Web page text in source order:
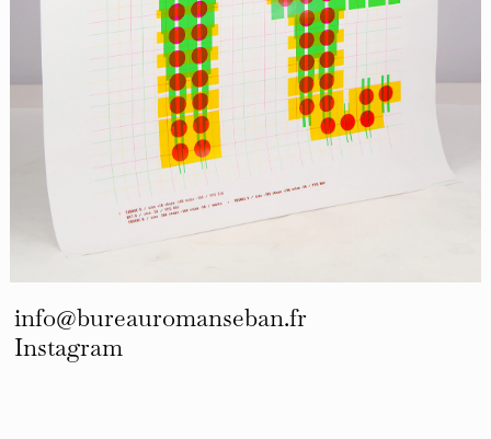
info@bureauromanseban.fr
Instagram